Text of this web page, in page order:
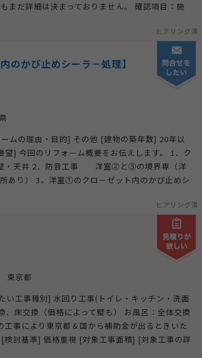
まだ詳細は決まっておりません。 確認項目：施
ヒアリング済
のかび止めシーラ－処理】
ムの理由・目的] その他 [建物の築年数] 20年以
] 今回のリフォ－ム概要をお伝えします。 1．ク
壁・天井 2．防音工事 洋室②と③の境界専（洋
あり） 3，洋室①のクロ－ゼット内のかび止めシ
ヒアリング済
東京都
工事種別] 水回り工事(トイレ・キッチン・洗面
床交換（価格によって壁も） お風呂：全体交換
工事により東京都＆国から補助金が出るときいた
討基準] 価格重視 [対象工事面積] [対象工事の詳